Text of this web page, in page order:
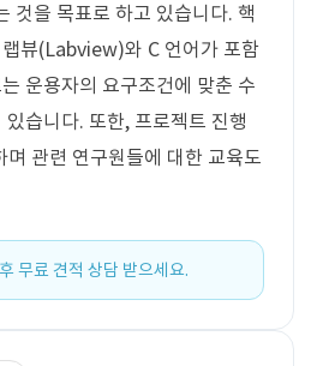
것을 목표로 하고 있습니다. 핵
뷰(Labview)와 C 언어가 포함
운용자의 요구조건에 맞춘 수
습니다. 또한, 프로젝트 진행
관련 연구원들에 대한 교육도
무료 견적 상담 받으세요.